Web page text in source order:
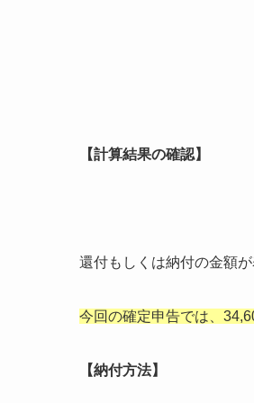
【計算結果の確認】
還付もしくは納付の金額が
今回の確定申告では、
【納付方法】